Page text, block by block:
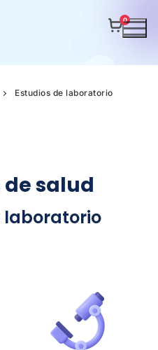
0
Estudios de laboratorio
de salud
laboratorio